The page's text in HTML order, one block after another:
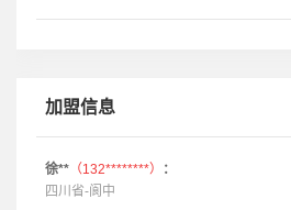
加盟信息
徐**（132********）
：
四川省-阆中